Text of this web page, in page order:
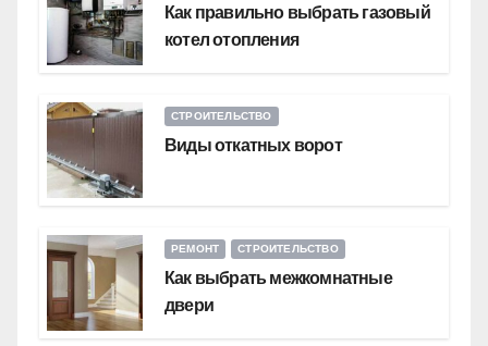
Как правильно выбрать газовый
котел отопления
СТРОИТЕЛЬСТВО
Виды откатных ворот
РЕМОНТ СТРОИТЕЛЬСТВО
Как выбрать межкомнатные
двери